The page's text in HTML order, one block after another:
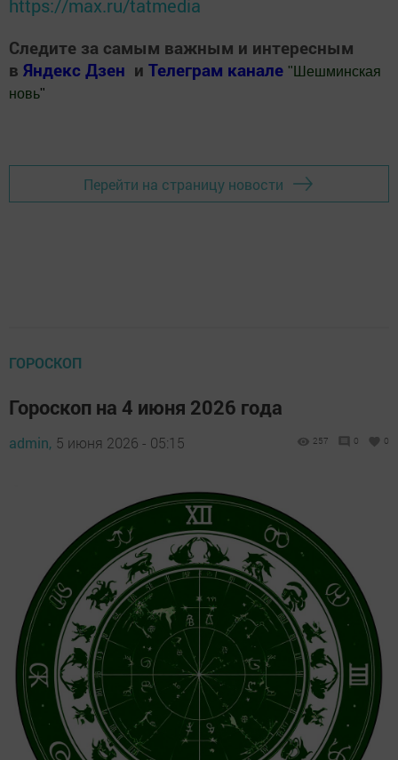
https://max.ru/tatmedia
Следите за самым важным и интересным
в Яндекс Дзен и Телеграм канале " Шешминская
новь"
Перейти на страницу новости
ГОРОСКОП
Гороскоп на 4 июня 2026 года
admin, 5 июня 2026 - 05:15 257 0 0